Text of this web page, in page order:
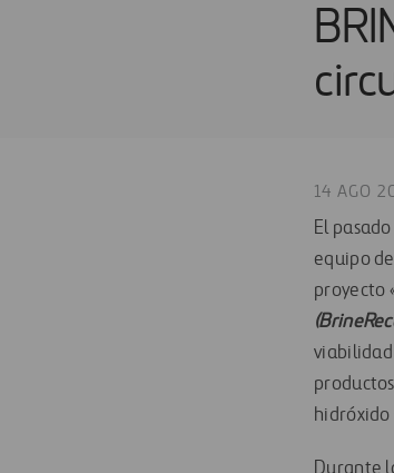
14 AGO
El
equipo
proyecto
hidróxido